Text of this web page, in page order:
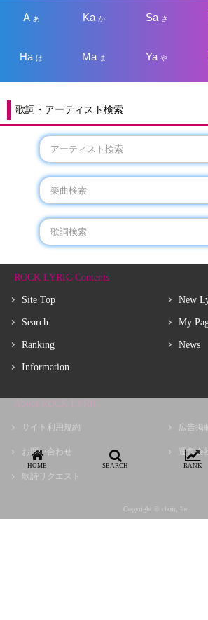
A あ Kaか Sa さ
Haは Ma ま Yaや
歌詞・アーティスト検索
ROCK LYRIC Contents
Site Top
Search
Ranking
Information
New
My
News
About ROCK LYRIC
サイト利用規約
お問い合わせ
歌詩リクエスト
広告掲
運営会
Copyright © choir, Inc.
HOME SEARCH RANK